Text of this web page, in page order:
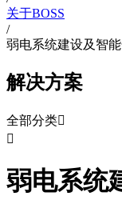
关于BOSS
/
弱电系统建设及智
解决方案
全部分类

弱电系统